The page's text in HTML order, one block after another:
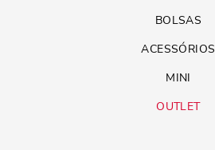
BOLSAS
ACESSÓRIOS
MINI
OUTLET